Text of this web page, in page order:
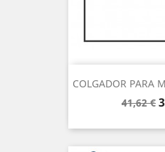
COLGADOR PARA
Precio
41,62 €